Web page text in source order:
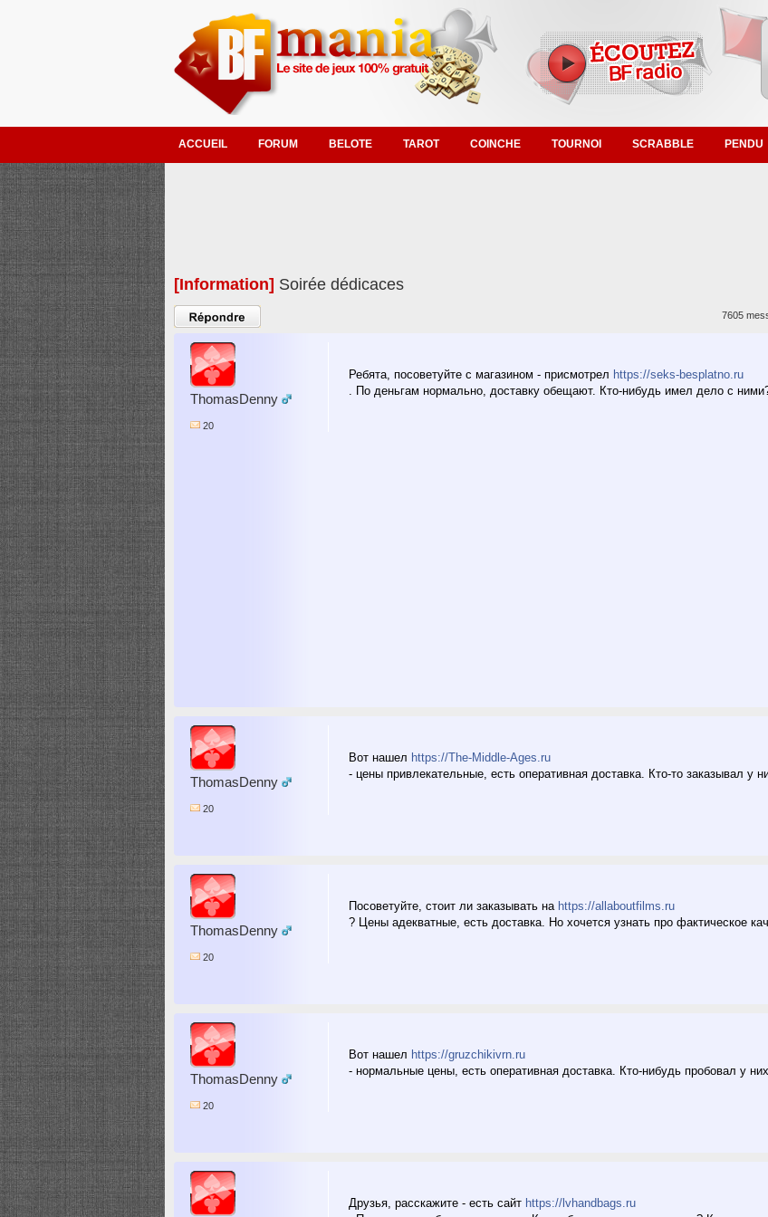
ACCUEIL FORUM BELOTE TAROT COINCHE TOURNOI SCRABBLE PENDU
[Information] Soirée dédicaces
Poster un
commentaire
7605
Ребята, посоветуйте с магазином - присмотрел https://seks-besplatno.ru
. По деньгам нормально, доставку обещают. Кто-нибудь имел дело с
ThomasDenny
20
Вот нашел https://The-Middle-Ages.ru
- цены привлекательные, есть оперативная доставка. Кто-то заказывал у
ThomasDenny
20
Посоветуйте, стоит ли заказывать на https://allaboutfilms.ru
? Цены адекватные, есть доставка. Но хочется узнать про фактическое
ThomasDenny
20
Вот нашел https://gruzchikivrn.ru
- нормальные цены, есть оперативная доставка. Кто-нибудь пробовал у
ThomasDenny
20
Друзья, расскажите - есть сайт https://lvhandbags.ru